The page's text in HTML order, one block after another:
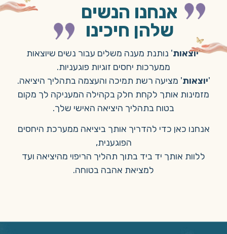
אנחנו הנשים
שלהן חיכינו
'יוצאות' נותנת מענה משלים עבור נשים שיוצאות
ממערכות יחסים זוגיות פוגעניות.
'יוצאות' מציעה רשת תמיכה והעצמה בתהליך היציאה.
מזמינות אותך לקחת חלק בקהילה המעניקה לך מקום
בטוח בתהליך היציאה האישי שלך.
אנחנו כאן כדי להדריך אותך ביציאה ממערכת היחסים
הפוגענית,
ללוות אותך יד ביד בתוך תהליך הריפוי מהיציאה ועד
למציאת אהבה בטוחה.